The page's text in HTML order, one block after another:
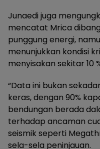
Junaedi juga
mencatat Mrica
punggung energi,
menunjukkan kondisi
menyisakan sekitar 10
“Data ini bukan
keras, dengan 90%
bendungan berada
terhadap ancaman
seismik seperti
sela-sela peninjauan.